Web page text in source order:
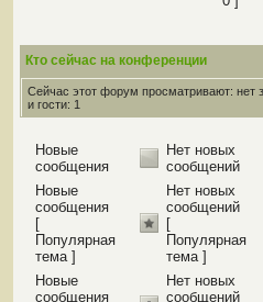
Кто сейчас на конференции
Сейчас этот форум просматривают: нет
и гости: 1
Новые
сообщения
Нет новых
сообщений
Новые
сообщения
[
Популярная
тема ]
Нет новых
сообщений
[
Популярная
тема ]
Новые
сообщения
Нет новых
сообщений